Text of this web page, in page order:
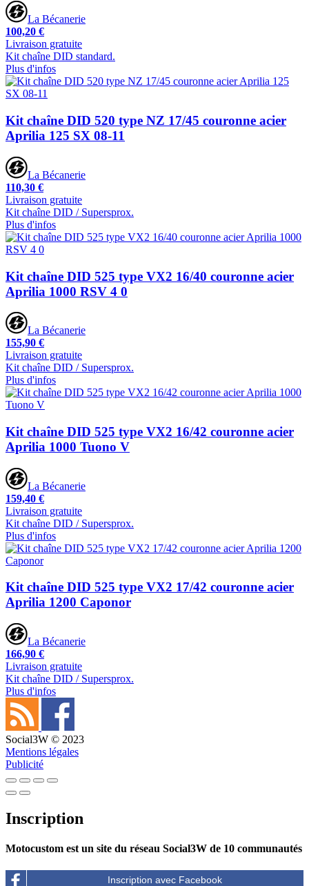
La Bécanerie
100,20 €
Livraison gratuite
Kit chaîne DID standard.
Plus d'infos
Kit chaîne DID 520 type NZ 17/45 couronne acier
Aprilia 125 SX 08-11
La Bécanerie
110,30 €
Livraison gratuite
Kit chaîne DID / Supersprox.
Plus d'infos
Kit chaîne DID 525 type VX2 16/40 couronne acier
Aprilia 1000 RSV 4 0
La Bécanerie
155,90 €
Livraison gratuite
Kit chaîne DID / Supersprox.
Plus d'infos
Kit chaîne DID 525 type VX2 16/42 couronne acier
Aprilia 1000 Tuono V
La Bécanerie
159,40 €
Livraison gratuite
Kit chaîne DID / Supersprox.
Plus d'infos
Kit chaîne DID 525 type VX2 17/42 couronne acier
Aprilia 1200 Caponor
La Bécanerie
166,90 €
Livraison gratuite
Kit chaîne DID / Supersprox.
Plus d'infos
Social3W © 2023
Mentions légales
Publicité
Inscription
Motocustom est un site du réseau Social3W de 10 communautés